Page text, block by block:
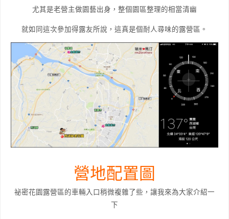
尤其是老營主做園藝出身，整個園區整理的相當清幽
就如同這次參加得露友所說，這真是個耐人尋味的露營區。
營地配置圖
祕密花園露營區的車輛入口稍微複雜了些，讓我來為大家介紹一
下